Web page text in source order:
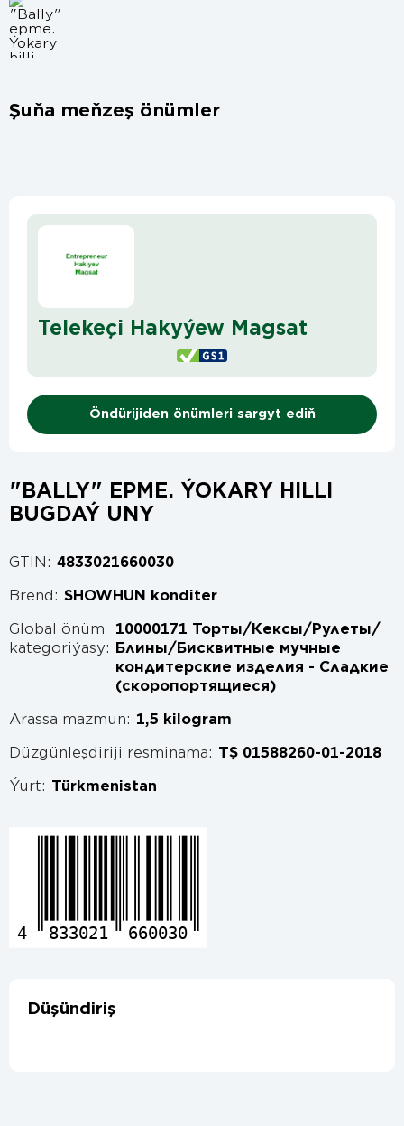
Şuňa meňzeş önümler
Telekeçi Hakyýew Magsat
Öndürijiden önümleri sargyt ediň
"BALLY" EPME. ÝOKARY HILLI
BUGDAÝ UNY
GTIN: 4833021660030
Brend: SHOWHUN konditer
Global önüm
kategoriýasy:
10000171 Торты/Кексы/Рулеты/
Блины/Бисквитные мучные
кондитерские изделия - Сладкие
(скоропортящиеся)
Arassa mazmun: 1,5 kilogram
Düzgünleşdiriji resminama: TŞ 01588260-01-2018
Ýurt: Türkmenistan
4 833021 660030
Düşündiriş